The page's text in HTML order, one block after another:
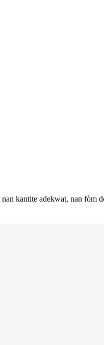
kantite adekwat, nan fòm